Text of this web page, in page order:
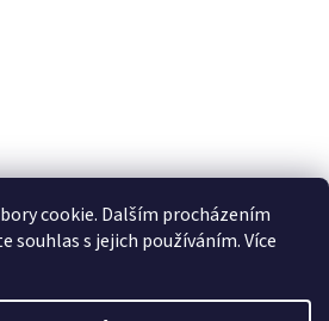
cookie. Dalším procházením
souhlas s jejich používáním. Více